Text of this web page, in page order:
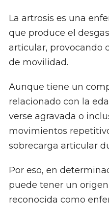
La artrosis es una
que produce el
articular, provocando
de movilidad.
Aunque tiene un
relacionado con la
verse agravada o
movimientos
sobrecarga articular
Por eso, en
puede tener un
reconocida como